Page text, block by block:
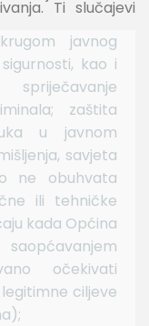
Ti slučajevi
javnog
kao i
zaštita
u javnom
savjeta
ne obuhvata
ili tehničke
kada Općina
očekivati
ciljeve